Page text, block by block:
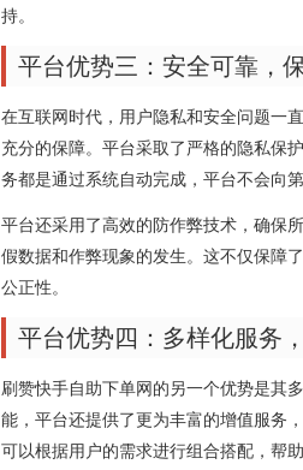
持。
平台优势三：安全可靠，
在互联网时代，用户隐私和安全问题一
充分的保障。平台采取了严格的隐私保
务都是通过系统自动完成，平台不会向
平台还采用了高效的防作弊技术，确保
假数据和作弊现象的发生。这不仅保障
公正性。
平台优势四：多样化服务
刷赞快手自助下单网的另一个优势是其
能，平台还提供了更为丰富的增值服务
可以根据用户的需求进行组合搭配，帮